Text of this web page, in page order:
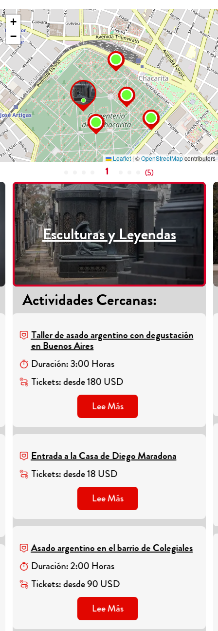
+
−
Leaflet|©OpenStreetMapcontributors
1 (5)
Esculturas y Leyendas
Actividades Cercanas:
Taller de asado argentino con degustación
en Buenos Aires
Duración:3:00 Horas
Tickets:desde180 USD
Lee Más
Entrada a la Casa de Diego Maradona
Tickets:desde18 USD
Lee Más
Asado argentino en el barrio de Colegiales
Duración:2:00 Horas
Tickets:desde90 USD
Lee Más